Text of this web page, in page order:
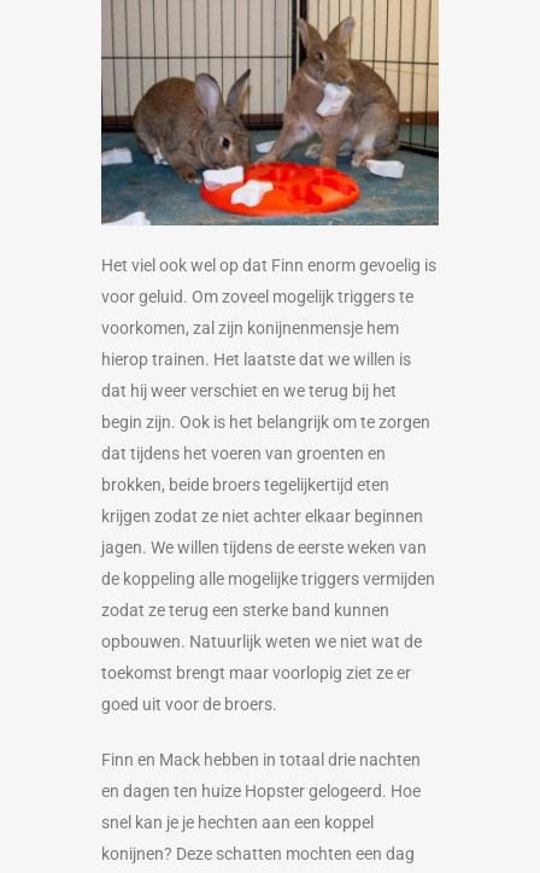
Het viel ook wel op dat Finn enorm gevoelig is
voor geluid. Om zoveel mogelijk triggers te
voorkomen, zal zijn konijnenmensje hem
hierop trainen. Het laatste dat we willen is
dat hij weer verschiet en we terug bij het
begin zijn. Ook is het belangrijk om te zorgen
dat tijdens het voeren van groenten en
brokken, beide broers tegelijkertijd eten
krijgen zodat ze niet achter elkaar beginnen
jagen. We willen tijdens de eerste weken van
de koppeling alle mogelijke triggers vermijden
zodat ze terug een sterke band kunnen
opbouwen. Natuurlijk weten we niet wat de
toekomst brengt maar voorlopig ziet ze er
goed uit voor de broers.
Finn en Mack hebben in totaal drie nachten
en dagen ten huize Hopster gelogeerd. Hoe
snel kan je je hechten aan een koppel
konijnen? Deze schatten mochten een dag